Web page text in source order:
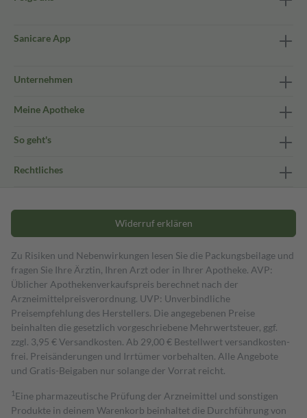
Sanicare App
Unternehmen
Meine Apotheke
So geht's
Rechtliches
Widerruf erklären
Zu Risiken und Nebenwirkungen lesen Sie die Packungsbeilage und
fragen Sie Ihre Ärztin, Ihren Arzt oder in Ihrer Apotheke. AVP:
Üblicher Apothekenverkaufspreis berechnet nach der
Arzneimittelpreisverordnung. UVP: Unverbindliche
Preisempfehlung des Herstellers. Die angegebenen Preise
beinhalten die gesetzlich vorgeschriebene Mehrwertsteuer, ggf.
zzgl. 3,95 € Versandkosten. Ab 29,00 € Bestell­wert versand­kosten­
frei. Preisänderungen und Irrtümer vorbehalten. Alle Angebote
und Gratis-Beigaben nur solange der Vorrat reicht.
1 Eine pharmazeutische Prüfung der Arzneimittel und sonstigen
Produkte in deinem Warenkorb beinhaltet die Durchführung von